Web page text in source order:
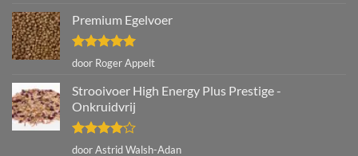
Premium Egelvoer
Gewaardeerd
uit 5
door Roger Appelt
Strooivoer High Energy Plus Prestige -
Onkruidvrij
Gewaardeerd
door Astrid Walsh-Adan